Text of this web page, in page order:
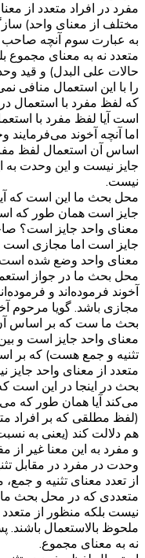
مفرد در افراد متعدد از
مختلف از معنای واحد)
به عبارت سوم آنچه صاحب
متعدد نه به معنای
حالات علی البدل) و قید
را با این استعمال منافی
که لفظ مفرد با استعمال
است آیا لفظ مفرد با
اما آنچه آخوند
اساس آن استعمال لفظ
جایز نیست و این وحدت به
نیست.
محل بحث ما این است که
جایز است همان طور که
معنای واحد جایز است؟
جایز است اما مجازی است
معنای واحد وضع شده
محل بحث ما در جواز
آخوند فرموده‌اند و
مجازی باشد. گویا مرحوم
بحث ما ست که بر اساس آن
معنای واحد جایز است و
تثنیه و جمع هست) که بر
متعدد از معنای واحد جایز
بحث در اینجا در این است
می‌کند آیا همان طور که
(لفظ مطلقی که بر افراد
هم دلالت کند (یعنی به
و مفرد به این معنا غیر
وحدت در مفرد در مقابل
از تعدد معنای تثنیه و
متعددی که در محل بحث
نیست بلکه منظور از
ملحوظ بالاستعمال باشند.
نه به معنای مجموع.